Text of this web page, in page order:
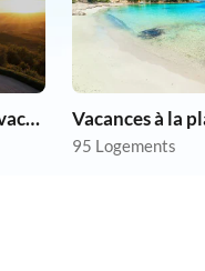
Appartements de vacances pas chers Vacances à la
95 Logements